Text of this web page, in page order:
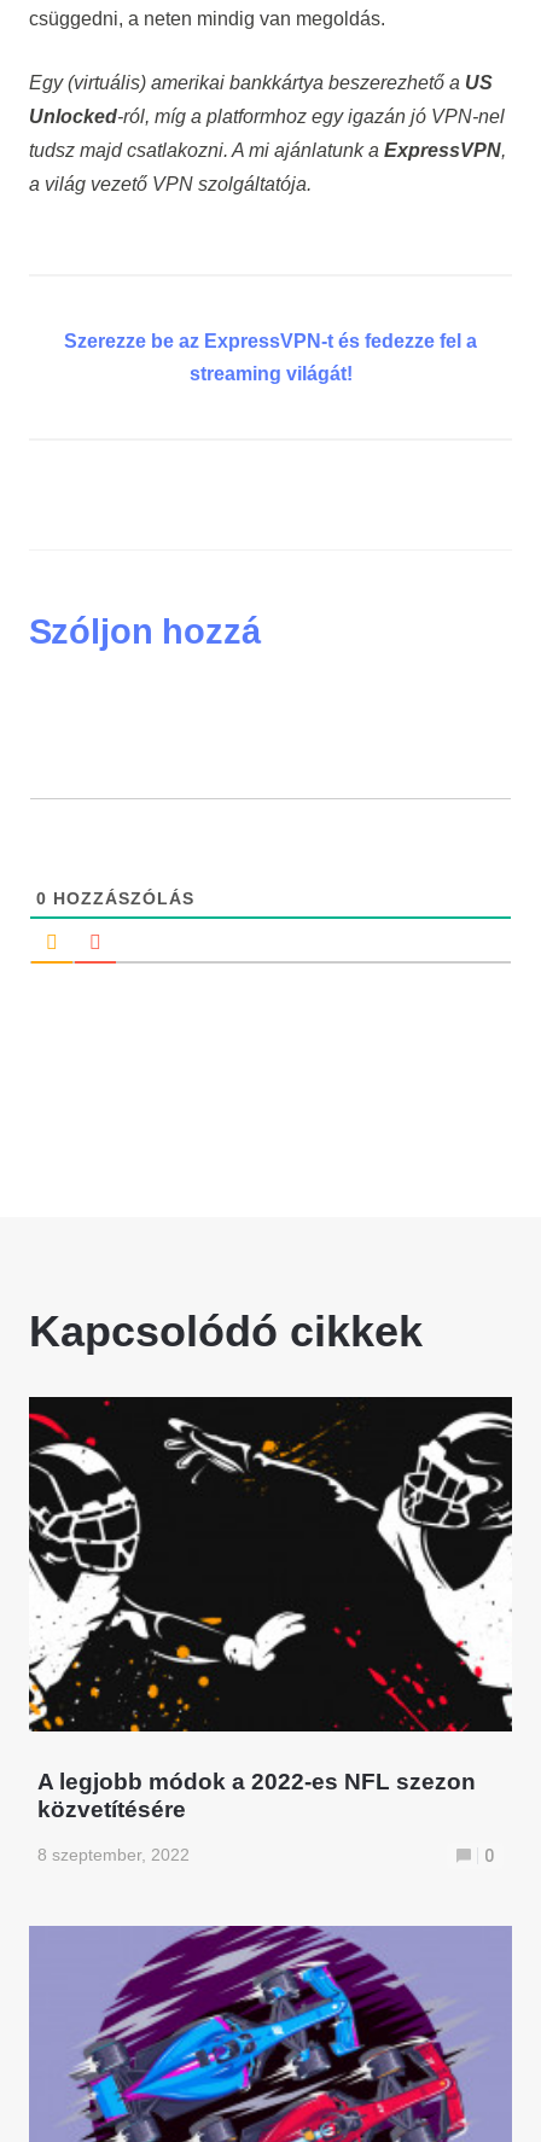
csüggedni, a neten mindig van megoldás.
Egy (virtuális) amerikai bankkártya beszerezhető a US
Unlocked-ról, míg a platformhoz egy igazán jó VPN-nel
tudsz majd csatlakozni. A mi ajánlatunk a ExpressVPN,
a világ vezető VPN szolgáltatója.
Szerezze be az ExpressVPN-t és fedezze fel a
streaming világát!
Szóljon hozzá
0 HOZZÁSZÓLÁS
Kapcsolódó cikkek
A legjobb módok a 2022-es NFL szezon
közvetítésére
8 szeptember, 2022 0